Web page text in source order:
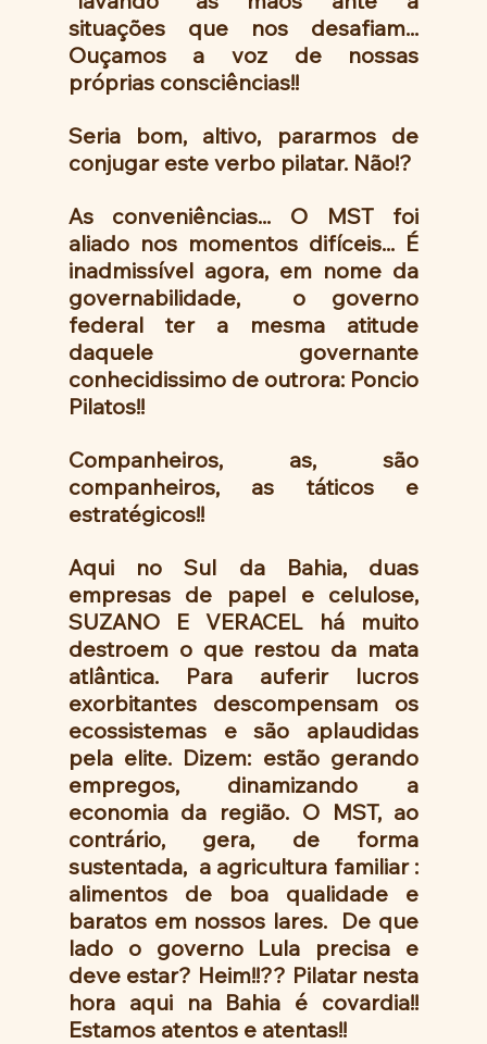
situações que nos desafiam...
Ouçamos a voz de nossas
próprias consciências!!
Seria bom, altivo, pararmos de
conjugar este verbo pilatar. Não!?
As conveniências... O MST foi
aliado nos momentos difíceis... É
inadmissível agora, em nome da
governabilidade,  o governo
federal ter a mesma atitude
daquele governante
conhecidissimo de outrora: Poncio
Pilatos!!
Companheiros, as, são
companheiros, as táticos e
estratégicos!!
Aqui no Sul da Bahia, duas
empresas de papel e celulose,
SUZANO E VERACEL há muito
destroem o que restou da mata
atlântica. Para auferir lucros
exorbitantes descompensam os
ecossistemas e são aplaudidas
pela elite. Dizem: estão gerando
empregos, dinamizando a
economia da região. O MST, ao
contrário, gera, de forma
sustentada,  a agricultura familiar :
alimentos de boa qualidade e
baratos em nossos lares.  De que
lado o governo Lula precisa e
deve estar? Heim!!?? Pilatar nesta
hora aqui na Bahia é covardia!!
Estamos atentos e atentas!!